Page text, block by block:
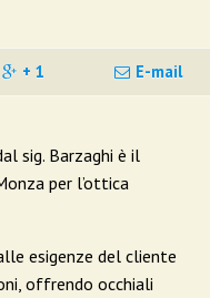
+ 1 E-mail
sig. Barzaghi è il
per l’ottica
esigenze del cliente
offrendo occhiali